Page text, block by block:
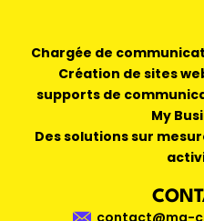
Chargée de
Création de sites
supports de
My
Des solutions sur
contact@mg-